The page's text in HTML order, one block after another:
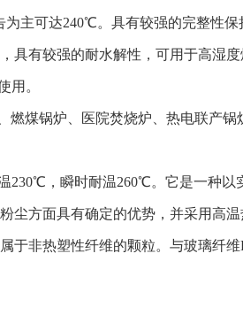
主可达240℃。具有较强的完整性
具有较强的耐水解性，可用于高湿
用。
煤锅炉、医院焚烧炉、热电联产锅
，瞬时耐温260℃。它是一种以
尘方面具有确定的优势，并采用高
于非热塑性纤维的颗粒。与玻璃纤